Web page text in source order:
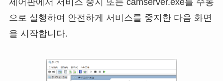
으로 실행하여 안전하게 서비스를 중지한 다음 화면
을 시작합니다.